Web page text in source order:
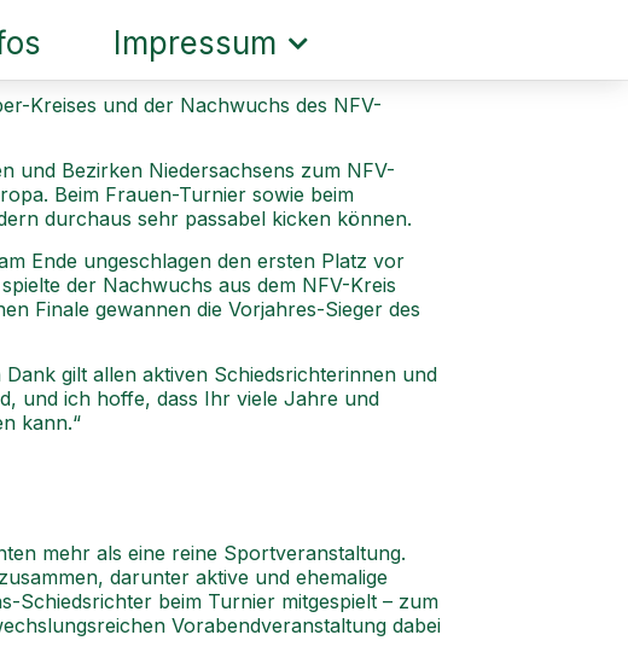
Impressum
Kreises und der Nachwuchs des NFV-
und Bezirken Niedersachsens zum NFV-
Beim Frauen-Turnier sowie beim
durchaus sehr passabel kicken können.
Ende ungeschlagen den ersten Platz vor
der Nachwuchs aus dem NFV-Kreis
Finale gewannen die Vorjahres-Sieger des
gilt allen aktiven Schiedsrichterinnen und
und ich hoffe, dass Ihr viele Jahre und
kann.“
mehr als eine reine Sportveranstaltung.
darunter aktive und ehemalige
Schiedsrichter beim Turnier mitgespielt – zum
Vorabendveranstaltung dabei